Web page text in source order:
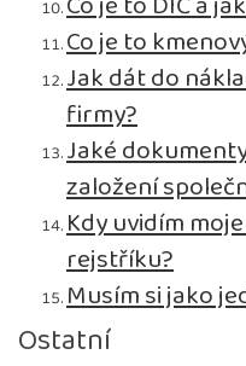
Co je to
Jak dát do
firmy?
Jaké
založení
Kdy uvidím
rejstříku?
Musím si jako
Ostatní